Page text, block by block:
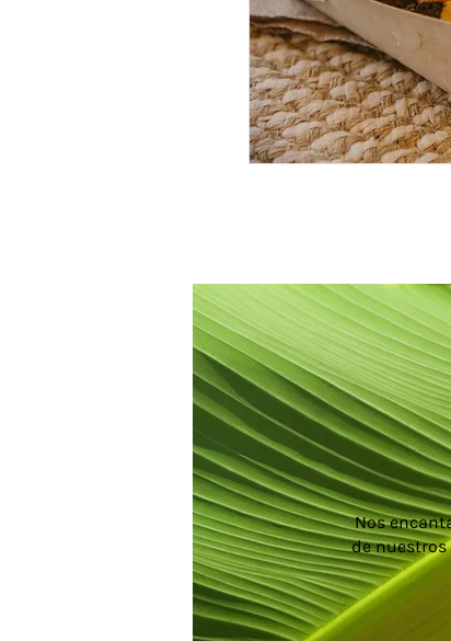
Nos
de nuestros